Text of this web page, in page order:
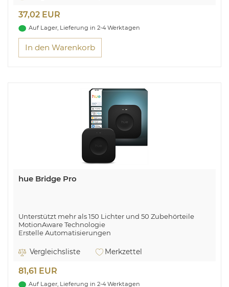
37,02 EUR
Auf Lager, Lieferung in 2-4 Werktagen
In den Warenkorb
hue Bridge Pro
Unterstützt mehr als 150 Lichter und 50 Zubehörteile
MotionAware Technologie
Erstelle Automatisierungen
Vergleichsliste
Merkzettel
81,61 EUR
Auf Lager, Lieferung in 2-4 Werktagen